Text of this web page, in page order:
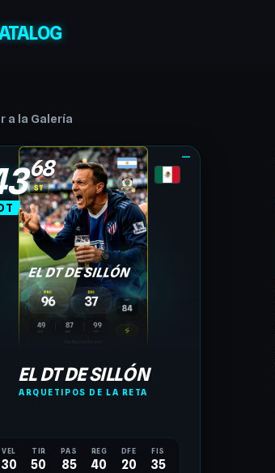
a la Galería
EL DT DE SILLÓN
ARQUETIPOS DE LA RETA
VEL
30
TIR
50
PAS
85
REG
40
DFE
20
FIS
35